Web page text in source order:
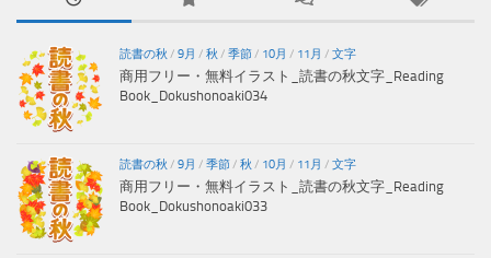
読書の秋 / 9月 / 秋 / 季節 / 10月 / 11月 / 文字
商用フリー・無料イラスト_読書の秋文字_Reading
Book_Dokushonoaki034
読書の秋 / 9月 / 季節 / 秋 / 10月 / 11月 / 文字
商用フリー・無料イラスト_読書の秋文字_Reading
Book_Dokushonoaki033